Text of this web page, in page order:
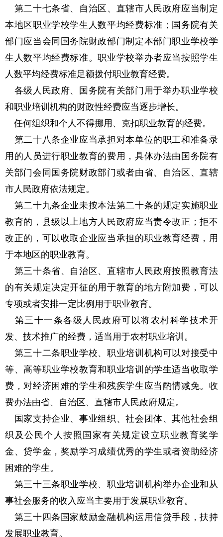
第二十七条省、自治区、直辖市人民政府应当制定
本地区职业学校学生人数平均经费标准；国务院有关
部门应当会同国务院财政部门制定本部门职业学校学
生人数平均经费标准。职业学校举办者应当按照学生
人数平均经费标准足额拨付职业教育经费。
各级人民政府、国务院有关部门用于举办职业学校
和职业培训机构的财政性经费应当逐步增长。
任何组织和个人不得挪用、克扣职业教育的经费。
第二十八条企业应当承担对本单位的职工和准备录
用的人员进行职业教育的费用，具体办法由国务院有
关部门会同国务院财政部门或者由省、自治区、直辖
市人民政府依法规定。
第二十九条企业未按本法第二十条的规定实施职业
教育的，县级以上地方人民政府应当责令改正；拒不
改正的，可以收取企业应当承担的职业教育经费，用
于本地区的职业教育。
第三十条省、自治区、直辖市人民政府按照教育法
的有关规定决定开征的用于教育的地方附加费，可以
专项或者安排一定比例用于职业教育。
第三十一条各级人民政府可以将农村科学技术开
发、技术推广的经费，适当用于农村职业培训。
第三十二条职业学校、职业培训机构可以对接受中
等、高等职业学校教育和职业培训的学生适当收取学
费，对经济困难的学生和残疾学生应当酌情减免。收
费办法由省、自治区、直辖市人民政府规定。
国家支持企业、事业组织、社会团体、其他社会组
织及公民个人按照国家有关规定设立职业教育奖学
金、贷学金，奖励学习成绩优秀的学生或者资助经济
困难的学生。
第三十三条职业学校、职业培训机构举办企业和从
事社会服务的收入应当主要用于发展职业教育。
第三十四条国家鼓励金融机构运用信贷手段，扶持
发展职业教育。